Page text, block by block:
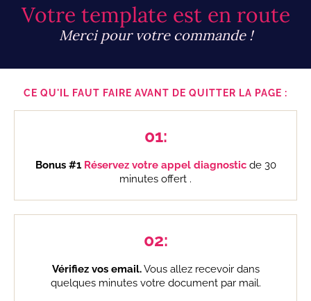
Votre template est en route
Merci pour votre commande !
CE QU'IL FAUT FAIRE AVANT DE QUITTER LA PAGE :
01:
Bonus #1 Réservez votre appel diagnosticde 30
minutes offert .
02:
Vérifiez vos email.Vous allez recevoir dans
quelques minutes votre document par mail.